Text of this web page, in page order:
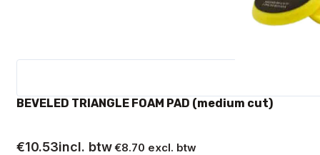
BEVELED TRIANGLE FOAM PAD (medium cut)
€10.53incl. btw€8.70 excl. btw